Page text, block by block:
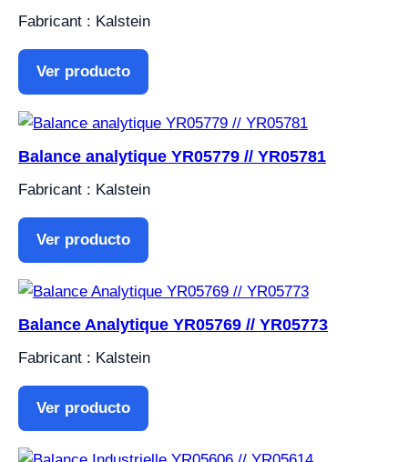
Fabricant : Kalstein
Ver producto
Balance analytique YR05779 // YR05781
Fabricant : Kalstein
Ver producto
Balance Analytique YR05769 // YR05773
Fabricant : Kalstein
Ver producto